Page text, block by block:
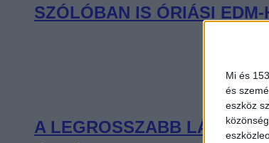
Mi és
és
eszköz
SZÓLÓBAN IS ÓRIÁSI
A LEGROSSZABB LÁNY